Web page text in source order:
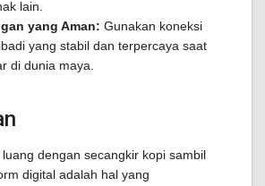
lain.
yang Aman: Gunakan koneksi
yang stabil dan terpercaya saat
di dunia maya.
dengan secangkir kopi sambil
digital adalah hal yang